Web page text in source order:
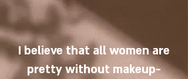
I believe that all women are
pretty without makeup-